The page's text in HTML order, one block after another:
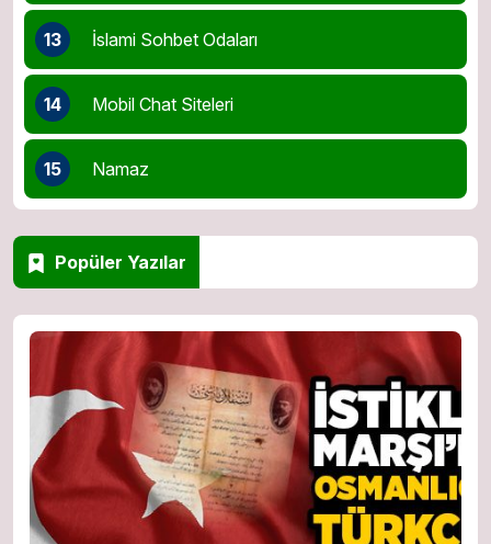
13 İslami Sohbet Odaları
14 Mobil Chat Siteleri
15 Namaz
Popüler Yazılar